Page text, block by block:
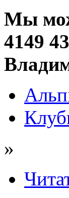
Мы
4149
»